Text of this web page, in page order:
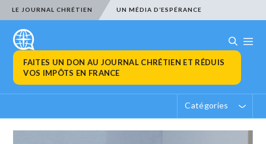
LE JOURNAL CHRÉTIEN UN MÉDIA D’ESPÉRANCE
FAITES UN DON AU JOURNAL CHRÉTIEN ET RÉDUIS
VOS IMPÔTS EN FRANCE
Catégories